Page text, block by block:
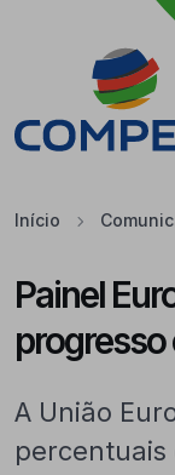
Saltar para o
Início
Painel
progresso
A União
percentuais